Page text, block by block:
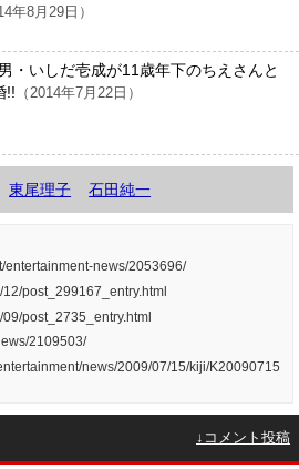
年8月29日）
・いしだ壱成が11歳年下のちえさんと
!! （2014年7月22日）
東尾理子 石田純一
entertainment-news/2053696/
post_299167_entry.html
post_2735_entry.html
2109503/
news/2009/07/15/kiji/K20090715
↓コメント投稿